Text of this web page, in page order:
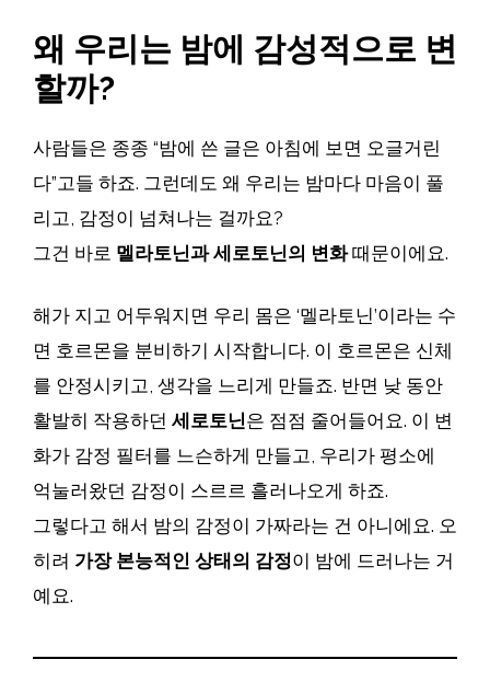
왜 우리는 밤에 감성적으로 변
할까?
사람들은 종종 “밤에 쓴 글은 아침에 보면 오글거린
다”고들 하죠. 그런데도 왜 우리는 밤마다 마음이 풀
리고, 감정이 넘쳐나는 걸까요?
그건 바로 멜라토닌과 세로토닌의 변화때문이에요.
해가 지고 어두워지면 우리 몸은 ‘멜라토닌’이라는 수
면 호르몬을 분비하기 시작합니다. 이 호르몬은 신체
를 안정시키고, 생각을 느리게 만들죠. 반면 낮 동안
활발히 작용하던 세로토닌은 점점 줄어들어요. 이 변
화가 감정 필터를 느슨하게 만들고, 우리가 평소에
억눌러왔던 감정이 스르르 흘러나오게 하죠.
그렇다고 해서 밤의 감정이 가짜라는 건 아니에요. 오
히려 가장 본능적인 상태의 감정이 밤에 드러나는 거
예요.